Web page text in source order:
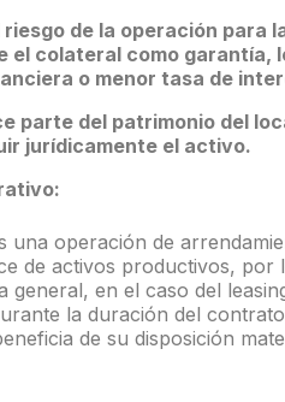
riesgo de la operación
el colateral como garantía,
o menor tasa de
parte del patrimonio del
jurídicamente el activo.
:
una operación de
de activos productivos, por
general, en el caso del
la duración del
de su disposición